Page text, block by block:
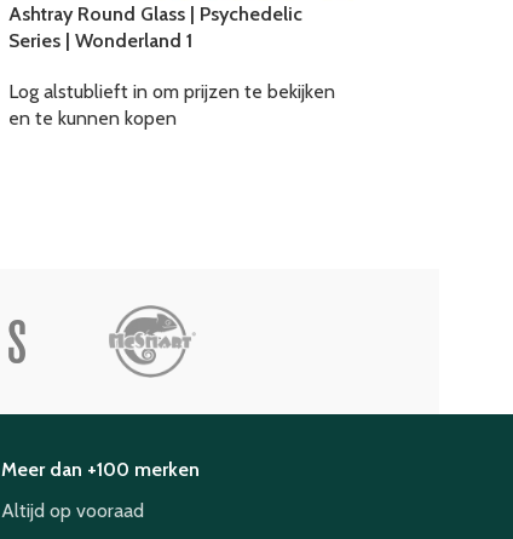
Ashtray Round Glass | Psychedelic
Series | Wonderland 1
Log alstublieft in om prijzen te bekijken
en te kunnen kopen
Meer dan +100 merken
Altijd op vooraad